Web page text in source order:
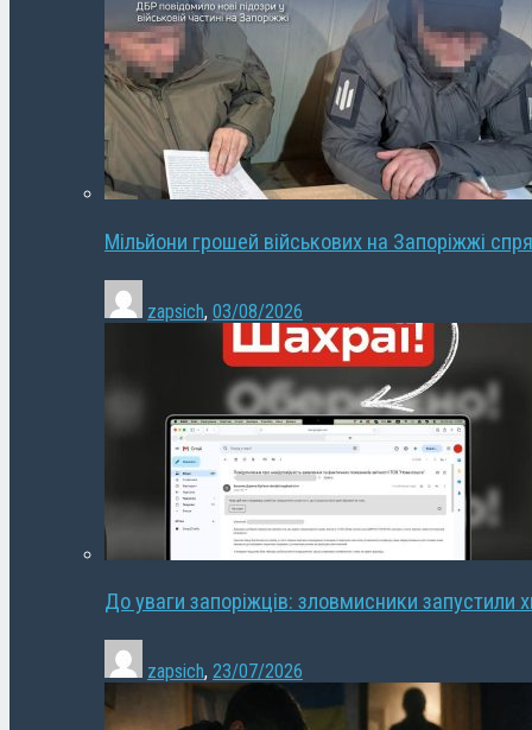
Мільйони грошей військових на Запоріжжі
zapsich, 03/08/2026
До уваги запоріжців: зловмисники запустили
zapsich, 23/07/2026